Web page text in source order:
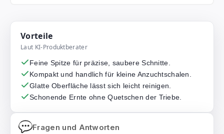
Vorteile
Laut KI-Produktberater
Feine Spitze für präzise, saubere Schnitte.
Kompakt und handlich für kleine Anzuchtschalen.
Glatte Oberfläche lässt sich leicht reinigen.
Schonende Ernte ohne Quetschen der Triebe.
Fragen und Antworten